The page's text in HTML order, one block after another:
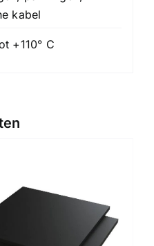
kabel
+110° C